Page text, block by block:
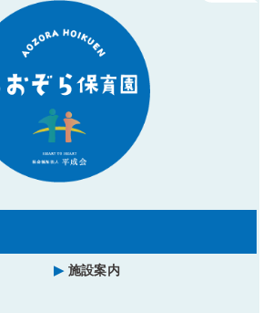
施設案内